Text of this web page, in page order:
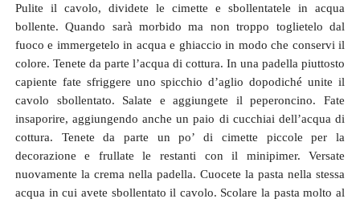
Pulite il cavolo, dividete le cimette e sbollentatele in acqua
bollente. Quando sarà morbido ma non troppo toglietelo dal
fuoco e immergetelo in acqua e ghiaccio in modo che conservi il
colore. Tenete da parte l’acqua di cottura. In una padella piuttosto
capiente fate sfriggere uno spicchio d’aglio dopodiché unite il
cavolo sbollentato. Salate e aggiungete il peperoncino. Fate
insaporire, aggiungendo anche un paio di cucchiai dell’acqua di
cottura. Tenete da parte un po’ di cimette piccole per la
decorazione e frullate le restanti con il minipimer. Versate
nuovamente la crema nella padella. Cuocete la pasta nella stessa
acqua in cui avete sbollentato il cavolo. Scolare la pasta molto al